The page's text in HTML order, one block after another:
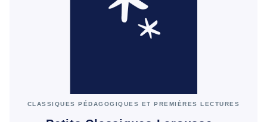
CLASSIQUES PÉDAGOGIQUES ET PREMIÈRES LECTURES